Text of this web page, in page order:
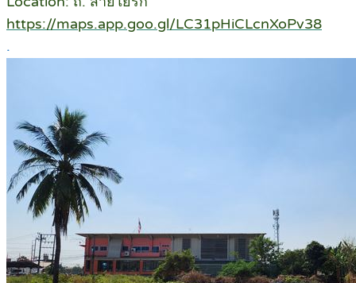
https://maps.app.goo.gl/LC31pHiCLcnXoPv38
.